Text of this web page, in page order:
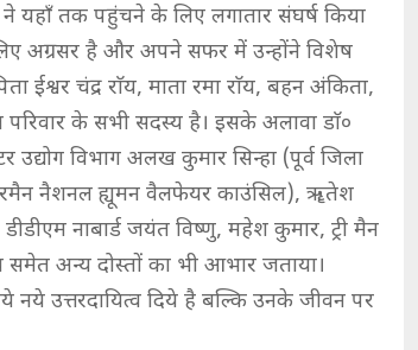
यहाँ तक पहुंचने के लिए लगातार संघर्ष किया
अग्रसर है और अपने सफर में उन्होंने विशेष
चंद्र राॅय, माता रमा राॅय, बहन अंकिता,
के सभी सदस्य है। इसके अलावा डाॅ०
उद्योग विभाग अलख कुमार सिन्हा (पूर्व जिला
नैशनल ह्यूमन वैलफेयर काउंसिल), ॠतेश
नाबार्ड जयंत विष्णु, महेश कुमार, ट्री मैन
अन्य दोस्तों का भी आभार जताया।
उत्तरदायित्व दिये है बल्कि उनके जीवन पर